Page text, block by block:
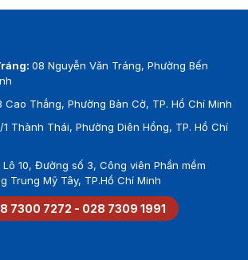
08 Nguyễn Văn Tráng, Phường Bến
Cao Thắng, Phường Bàn Cờ, TP. Hồ Chí Minh
1 Thành Thái, Phường Diên Hồng, TP. Hồ Chí
Lô 10, Đường số 3, Công viên Phần mềm
Trung Mỹ Tây, TP.Hồ Chí Minh
7300 7272 - 028 7309 1991